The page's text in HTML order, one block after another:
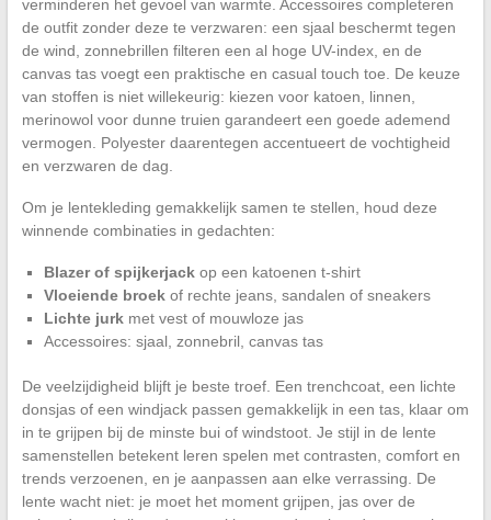
verminderen het gevoel van warmte. Accessoires completeren
de outfit zonder deze te verzwaren: een sjaal beschermt tegen
de wind, zonnebrillen filteren een al hoge UV-index, en de
canvas tas voegt een praktische en casual touch toe. De keuze
van stoffen is niet willekeurig: kiezen voor katoen, linnen,
merinowol voor dunne truien garandeert een goede ademend
vermogen. Polyester daarentegen accentueert de vochtigheid
en verzwaren de dag.
Om je lentekleding gemakkelijk samen te stellen, houd deze
winnende combinaties in gedachten:
Blazer of spijkerjackop een katoenen t-shirt
Vloeiende broekof rechte jeans, sandalen of sneakers
Lichte jurkmet vest of mouwloze jas
Accessoires: sjaal, zonnebril, canvas tas
De veelzijdigheid blijft je beste troef. Een trenchcoat, een lichte
donsjas of een windjack passen gemakkelijk in een tas, klaar om
in te grijpen bij de minste bui of windstoot. Je stijl in de lente
samenstellen betekent leren spelen met contrasten, comfort en
trends verzoenen, en je aanpassen aan elke verrassing. De
lente wacht niet: je moet het moment grijpen, jas over de